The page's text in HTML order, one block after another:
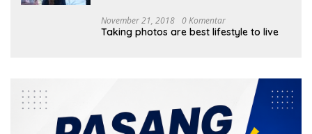
November 21, 2018 0 Komentar
Taking photos are best lifestyle to live